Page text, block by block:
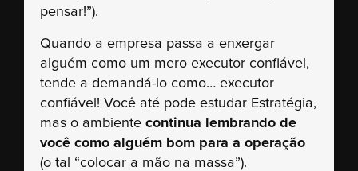
pensar!”).
Quando a empresa passa a enxergar
alguém como um mero executor confiável,
tende a demandá-lo como… executor
confiável! Você até pode estudar Estratégia,
mas o ambiente continua lembrando de
você como alguém bom para a operação
(o tal “colocar a mão na massa”).